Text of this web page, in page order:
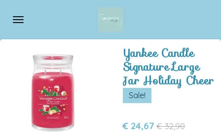
direct
hoofdinhoud
Yankee Candle
Signature Large
Jar Holiday Cheer
Sale!
€ 24,67 € 32,90